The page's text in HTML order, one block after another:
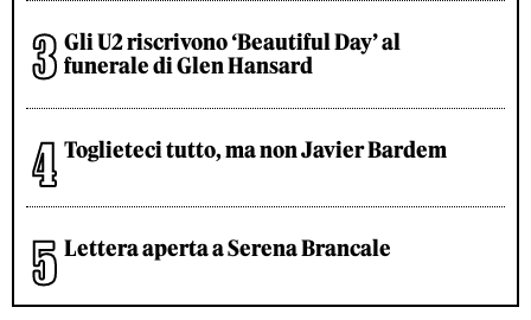
Gli U2 riscrivono ‘Beautiful Day’ al
funerale di Glen Hansard
Toglieteci tutto, ma non Javier Bardem
Lettera aperta a Serena Brancale